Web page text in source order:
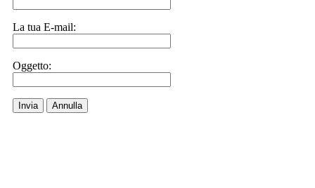
La tua E-mail:
Oggetto:
Invia Annulla